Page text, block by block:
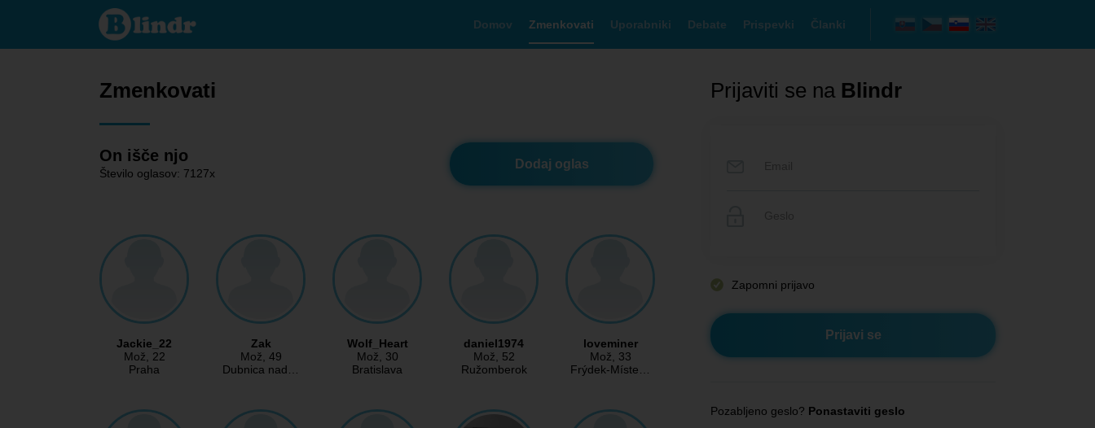
Zmenkovati
- On išče
njo
Domov Zmenkovati Uporabniki Debate Prispevki Članki
Zmenkovati
Dodaj oglas
On išče njo
Število oglasov: 7127x
Jackie_22
Mož, 22
Praha
Zak
Mož, 49
Dubnica nad…
Wolf_Heart
Mož, 30
Bratislava
daniel1974
Mož, 52
Ružomberok
loveminer
Mož, 33
Frýdek-Míste…
Prijaviti se na Blindr
Zapomni prijavo
Pozabljeno geslo? Ponastaviti geslo